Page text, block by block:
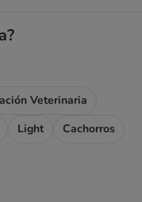
Veterinaria
Light
Cachorros